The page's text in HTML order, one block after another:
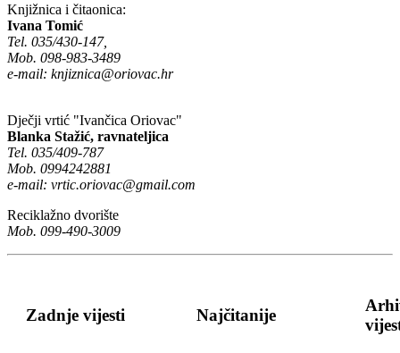
Knjižnica i čitaonica:
Ivana Tomić
Tel. 035/430-147,
Mob. 098-983-3489
e-mail: knjiznica@oriovac.hr
Dječji vrtić "Ivančica Oriovac"
Blanka Stažić, ravnateljica
Tel. 035/409-787
Mob. 0994242881
e-mail: vrtic.oriovac@gmail.com
Reciklažno dvorište
Mob. 099-490-3009
Zadnje vijesti Najčitanije